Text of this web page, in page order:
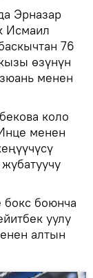
Эрназар
Исмаил
76
өзүнүн
менен
коло
менен
бокс боюнча
уулу
алтын